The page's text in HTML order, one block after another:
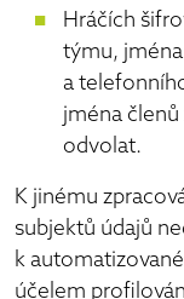
Hráčích
týmu,
a
jména
odvolat.
K jinému
subjektů údajů
k
účelem